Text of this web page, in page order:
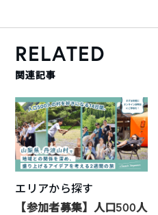
RELATED
関連記事
エリアから探す
【参加者募集】人口500人